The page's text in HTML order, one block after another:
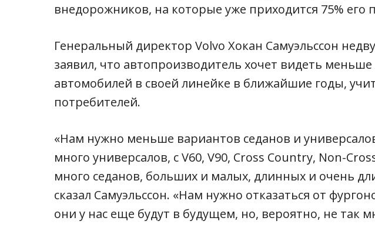
внедорожников, на которые уже приходится 75% его
Генеральный директор Volvo Хокан Самуэльссон
заявил, что автопроизводитель хочет видеть меньше
автомобилей в своей линейке в ближайшие годы,
потребителей.
«Нам нужно меньше вариантов седанов и
много универсалов, с V60, V90, Cross Country, Non-
много седанов, больших и малых, длинных и очень
сказал Самуэльссон. «Нам нужно отказаться от
они у нас еще будут в будущем, но, вероятно, не так